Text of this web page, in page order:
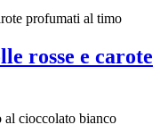
rosse e carote